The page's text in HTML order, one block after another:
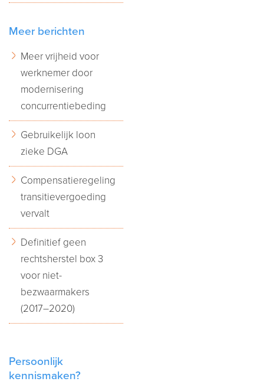
Meer berichten
Meer vrijheid voor
werknemer door
modernisering
concurrentiebeding
Gebruikelijk loon
zieke DGA
Compensatieregeling
transitievergoeding
vervalt
Definitief geen
rechtsherstel box 3
voor niet-
bezwaarmakers
(2017–2020)
Persoonlijk
kennismaken?